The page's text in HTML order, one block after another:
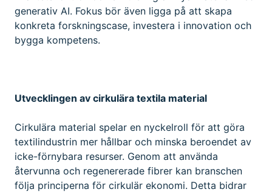
generativ AI. Fokus bör även ligga på att skapa
konkreta forskningscase, investera i innovation och
bygga kompetens.
Utvecklingen av cirkulära textila material
Cirkulära material spelar en nyckelroll för att göra
textilindustrin mer hållbar och minska beroendet av
icke-förnybara resurser. Genom att använda
återvunna och regenererade fibrer kan branschen
följa principerna för cirkulär ekonomi. Detta bidrar